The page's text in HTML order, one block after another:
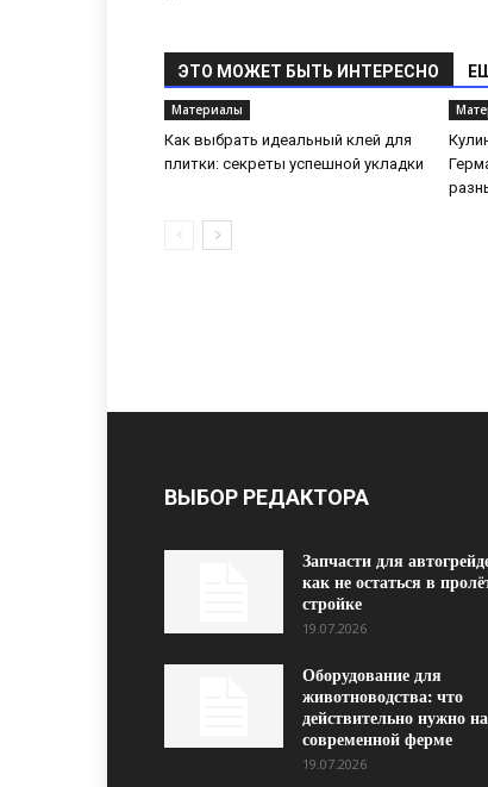
ЭТО МОЖЕТ БЫТЬ ИНТЕРЕСНО
Материалы
Как выбрать идеальный клей для
плитки: секреты успешной укладки
ВЫБОР РЕДАКТОРА
Запчасти для
как не остаться в
стройке
19.07.2026
Оборудование для
животноводства: что
действительно нужно на
современной ферме
19.07.2026